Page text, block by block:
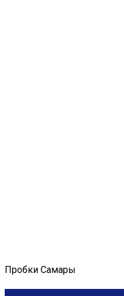
Пробки Самары